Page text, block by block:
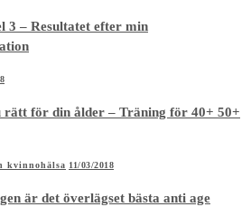
3 – Resultatet efter min
rätt för din ålder – Träning för 40+ 50+
kvinnohälsa 11/03/2018
är det överlägset bästa anti age